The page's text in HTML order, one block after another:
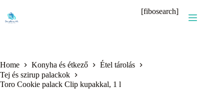
content
[fibosearch]
Home Konyha és étkező
Étel tárolás
Tej és szirup palackok
Toro Cookie palack Clip kupakkal, 1 l